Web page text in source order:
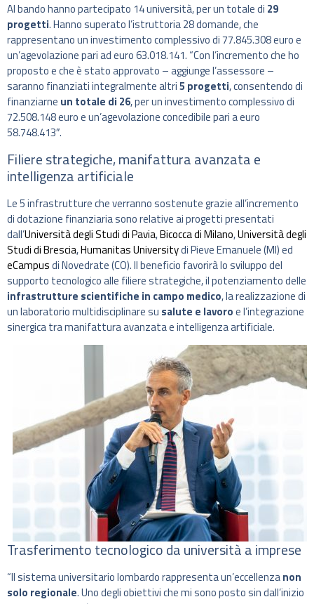
Al bando hanno partecipato 14 università, per un totale di 29
progetti. Hanno superato l’istruttoria 28 domande, che
rappresentano un investimento complessivo di 77.845.308 euro e
un’agevolazione pari ad euro 63.018.141. “Con l’incremento che ho
proposto e che è stato approvato – aggiunge l’assessore –
saranno finanziati integralmente altri5 progetti, consentendo di
finanziarne un totale di 26, per un investimento complessivo di
72.508.148 euro e un’agevolazione concedibile pari a euro
58.748.413″.
Filiere strategiche, manifattura avanzata e
intelligenza artificiale
Le 5 infrastrutture che verranno sostenute grazie all’incremento
di dotazione finanziaria sono relative ai progetti presentati
dall’Università degli Studi di Pavia,Bicocca di Milano,Università degli
Studi di Brescia,Humanitas Universitydi Pieve Emanuele (MI) ed
eCampusdi Novedrate (CO). Il beneficio favorirà lo sviluppo del
supporto tecnologico alle filiere strategiche, il potenziamento delle
infrastrutture scientifiche in campo medico, la realizzazione di
un laboratorio multidisciplinare su salute e lavoroe l’integrazione
sinergica tra manifattura avanzata e intelligenza artificiale.
Trasferimento tecnologico da università a imprese
“Il sistema universitario lombardo rappresenta un’eccellenzanon
solo regionale. Uno degli obiettivi che mi sono posto sin dall’inizio